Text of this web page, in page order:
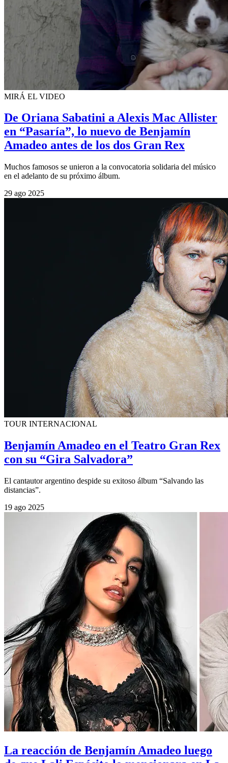
MIRÁ EL VIDEO
De Oriana Sabatini a Alexis Mac Allister
en “Pasaría”, lo nuevo de Benjamín
Amadeo antes de los dos Gran Rex
Muchos famosos se unieron a la convocatoria solidaria del músico
en el adelanto de su próximo álbum.
29 ago 2025
TOUR INTERNACIONAL
Benjamín Amadeo en el Teatro Gran Rex
con su “Gira Salvadora”
El cantautor argentino despide su exitoso álbum “Salvando las
distancias”.
19 ago 2025
La reacción de Benjamín Amadeo luego